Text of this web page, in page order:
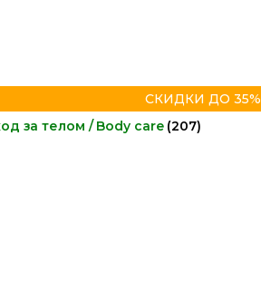
СКИДКИ ДО 35%
за телом / Body care (207)